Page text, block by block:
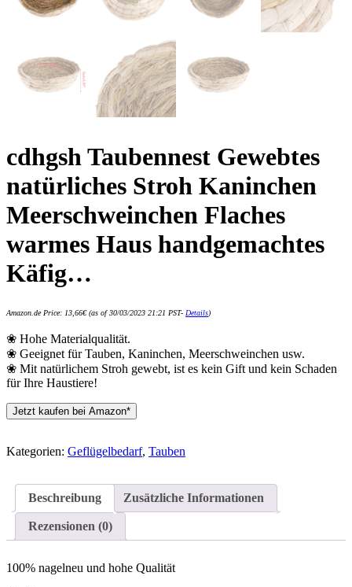
cdhgsh Taubennest Gewebtes
natürliches Stroh Kaninchen
Meerschweinchen Flaches
warmes Haus handgemachtes
Käfig…
Amazon.de Price: 13,66€(as of 30/03/2023 21:21 PST- Details)
❀ Hohe Materialqualität.
❀ Geeignet für Tauben, Kaninchen, Meerschweinchen usw.
❀ Mit natürlichem Stroh gewebt, ist es kein Gift und kein Schaden
für Ihre Haustiere!
Jetzt kaufen bei Amazon*
Kategorien: Geflügelbedarf, Tauben
Beschreibung Zusätzliche Informationen
Rezensionen (0)
100% nagelneu und hohe Qualität